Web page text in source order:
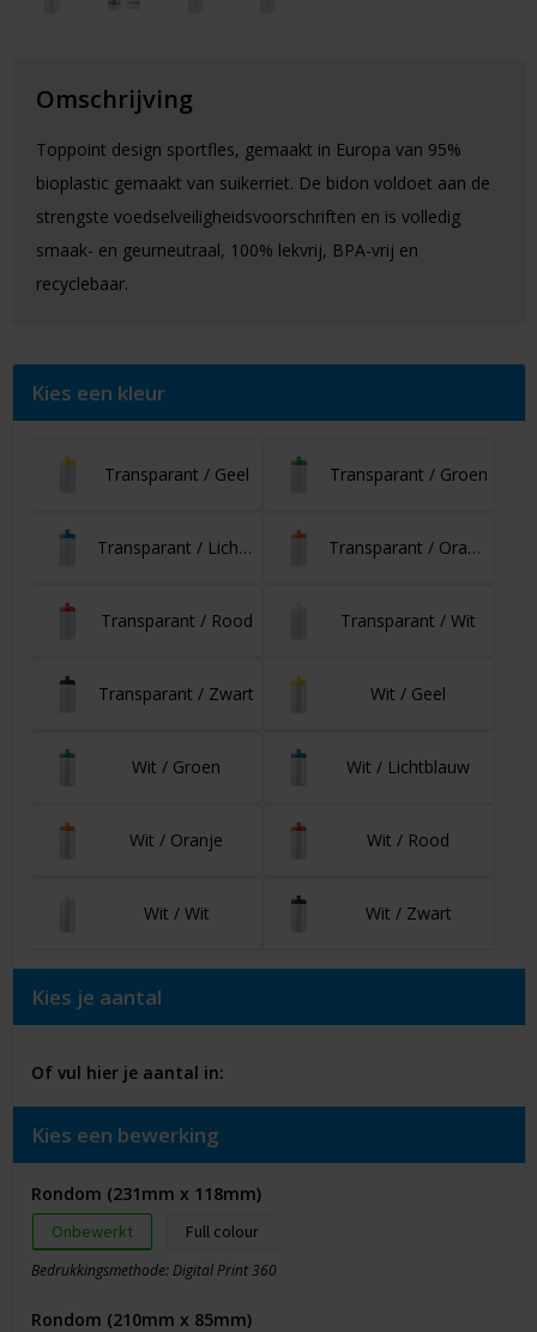
Omschrijving
Toppoint design sportfles, gemaakt in Europa van 95%
bioplastic gemaakt van suikerriet. De bidon voldoet aan de
strengste voedselveiligheidsvoorschriften en is volledig
smaak- en geurneutraal, 100% lekvrij, BPA-vrij en
recyclebaar.
Kies een kleur
Transparant / Geel Transparant / Groen
Transparant / Lichtblauw Transparant / Oranje
Transparant / Rood Transparant / Wit
Transparant / Zwart Wit / Geel
Wit / Groen Wit / Lichtblauw
Wit / Oranje Wit / Rood
Wit / Wit Wit / Zwart
Kies je aantal
Of vul hier je aantal in:
Kies een bewerking
Rondom (231mm x 118mm)
Onbewerkt Full colour
Bedrukkingsmethode: Digital Print 360
Rondom (210mm x 85mm)